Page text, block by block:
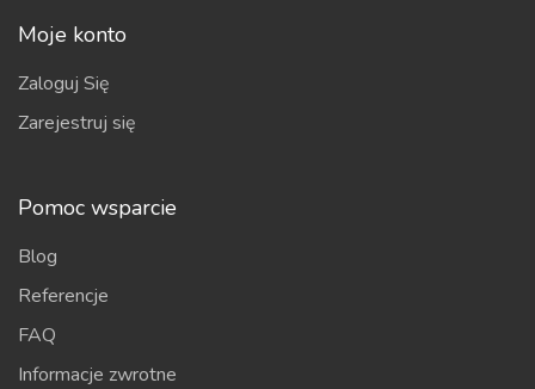
Moje konto
Zaloguj Się
Zarejestruj się
Pomoc wsparcie
Blog
Referencje
FAQ
Informacje zwrotne